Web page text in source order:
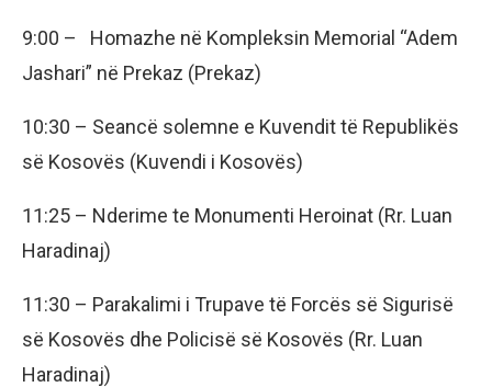
9:00 – Homazhe në Kompleksin Memorial “Adem
Jashari” në Prekaz (Prekaz)
10:30 – Seancë solemne e Kuvendit të Republikës
së Kosovës (Kuvendi i Kosovës)
11:25 – Nderime te Monumenti Heroinat (Rr. Luan
Haradinaj)
11:30 – Parakalimi i Trupave të Forcës së Sigurisë
së Kosovës dhe Policisë së Kosovës (Rr. Luan
Haradinaj)